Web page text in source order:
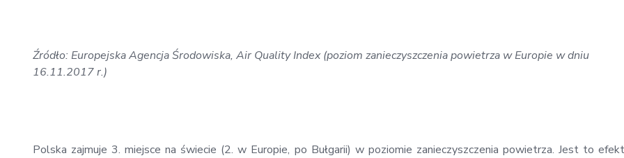
Źródło: Europejska Agencja Środowiska, Air Quality Index (poziom zanieczyszczenia powietrza w Europie w dniu
16.11.2017 r.)
Polska zajmuje 3. miejsce na świecie (2. w Europie, po Bułgarii) w poziomie zanieczyszczenia powietrza. Jest to efekt